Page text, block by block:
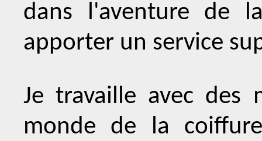
dans l'aventure de
apporter un service
Je travaille avec des
monde de la